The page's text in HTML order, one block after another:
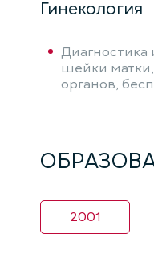
Гинекология
Диагностика
шейки
органов,
2001